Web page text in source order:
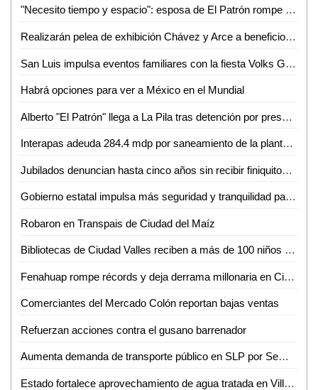
"Necesito tiempo y espacio": esposa de El Patrón rompe el silencio tras su detención por presunta violencia
Realizarán pelea de exhibición Chávez y Arce a beneficio en Puebla
San Luis impulsa eventos familiares con la fiesta Volks Girls
Habrá opciones para ver a México en el Mundial
Alberto "El Patrón" llega a La Pila tras detención por presuntas agresiones
Interapas adeuda 284.4 mdp por saneamiento de la planta de aguas residuales Tanque Tenorio
Jubilados denuncian hasta cinco años sin recibir finiquitos en SLP
Gobierno estatal impulsa más seguridad y tranquilidad para las y los potosinos
Robaron en Transpais de Ciudad del Maíz
Bibliotecas de Ciudad Valles reciben a más de 100 niños en sus talleres de primavera
Fenahuap rompe récords y deja derrama millonaria en Ciudad Valles: David Medina
Comerciantes del Mercado Colón reportan bajas ventas
Refuerzan acciones contra el gusano barrenador
Aumenta demanda de transporte público en SLP por Semana Santa y Pascua
Estado fortalece aprovechamiento de agua tratada en Villa de Reyes